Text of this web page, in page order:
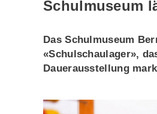
Schulmuseum
Das Schulmuseum
«Schulschaulager»,
Dauerausstellung